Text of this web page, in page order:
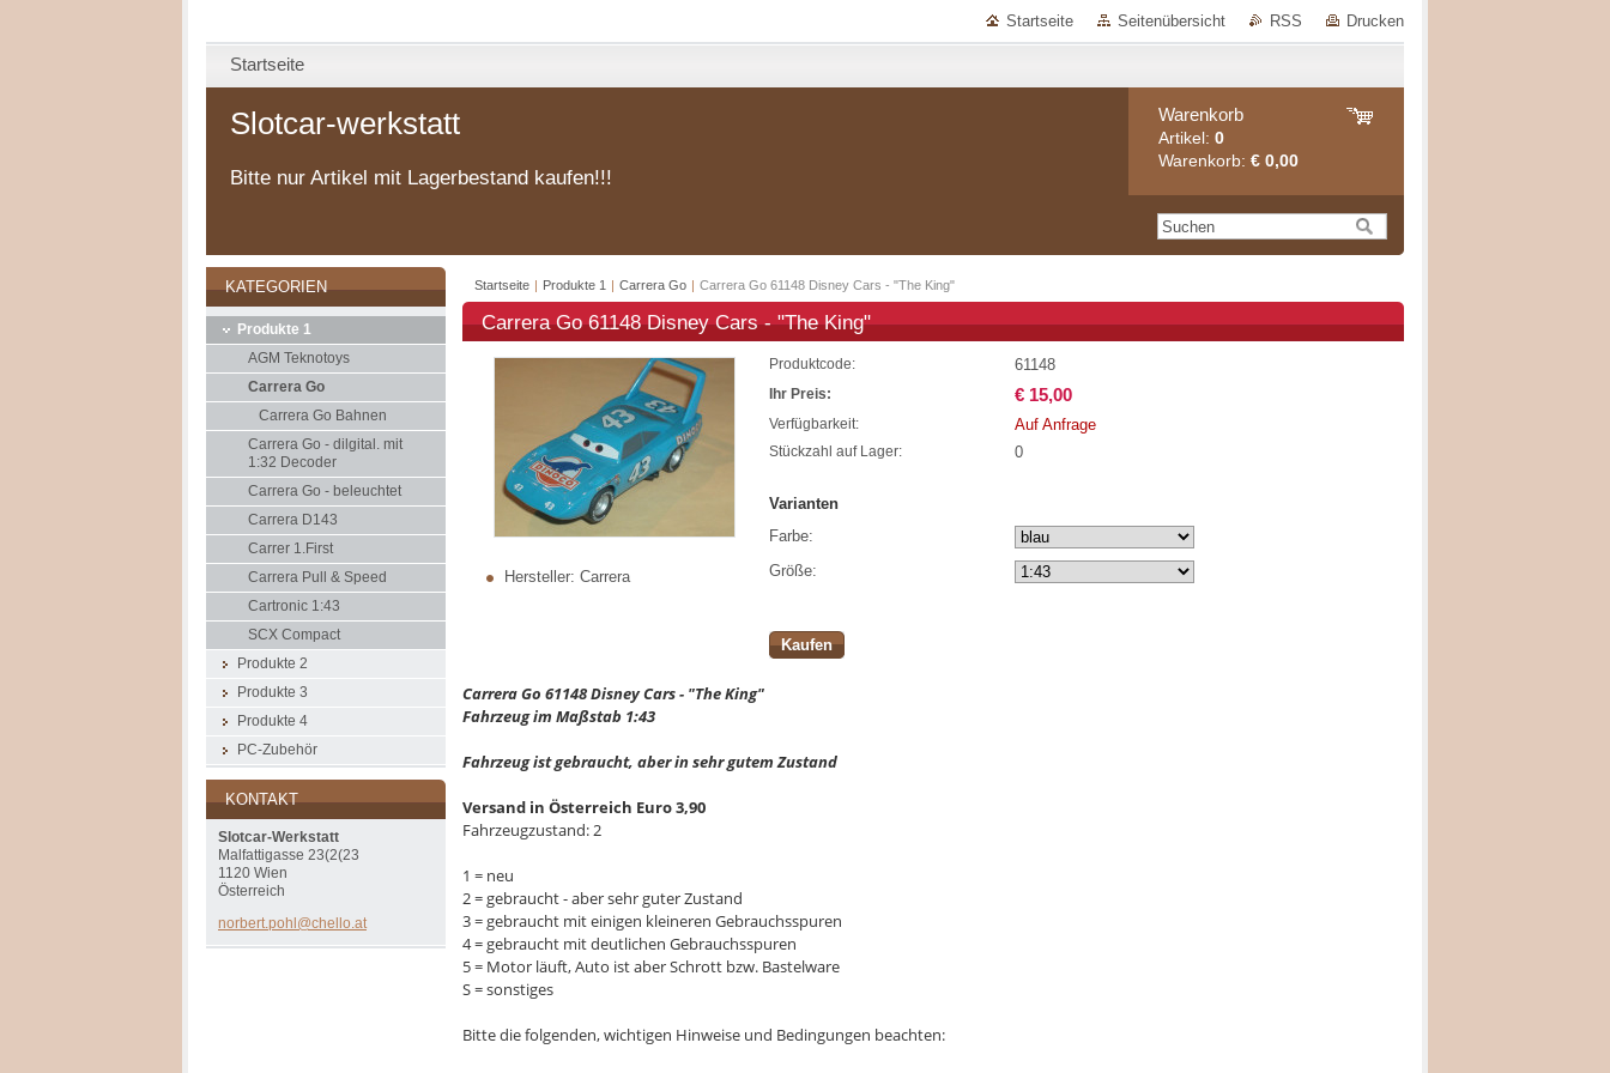
Startseite Seitenübersicht RSS Drucken
Startseite
Slotcar-werkstatt
Bitte nur Artikel mit Lagerbestand kaufen!!!
Warenkorb
Artikel: 0
Warenkorb: € 0,00
Startseite | Produkte 1 | Carrera Go | Carrera Go 61148 Disney Cars - "The King"
Carrera Go 61148 Disney Cars - "The King"
Hersteller: Carrera
Produktcode: 61148
Ihr Preis: € 15,00
Verfügbarkeit: Auf Anfrage
Stückzahl auf Lager: 0
Varianten
Farbe:
Größe:
Kaufen
Carrera Go 61148 Disney Cars - "The King"
Fahrzeug im Maßstab 1:43
Fahrzeug ist gebraucht, aber in sehr gutem Zustand
Versand in Österreich Euro 3,90
Fahrzeugzustand: 2
1 = neu
2 = gebraucht - aber sehr guter Zustand
3 = gebraucht mit einigen kleineren Gebrauchsspuren
4 = gebraucht mit deutlichen Gebrauchsspuren
5 = Motor läuft, Auto ist aber Schrott bzw. Bastelware
S = sonstiges
Bitte die folgenden, wichtigen Hinweise und Bedingungen beachten:
KATEGORIEN
Produkte 1
AGM Teknotoys
Carrera Go
Carrera Go Bahnen
Carrera Go - dilgital. mit
1:32 Decoder
Carrera Go - beleuchtet
Carrera D143
Carrer 1.First
Carrera Pull & Speed
Cartronic 1:43
SCX Compact
Produkte 2
Produkte 3
Produkte 4
PC-Zubehör
KONTAKT
Slotcar-Werkstatt
Malfattigasse 23(2(23
1120 Wien
Österreich
norbert. pohl@che llo.at